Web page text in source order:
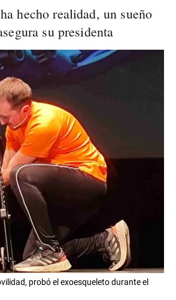
hecho realidad, un sueño
su presidenta
probó el exoesqueleto durante el